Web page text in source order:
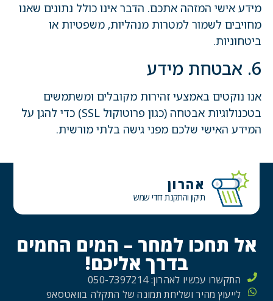
מידע אישי המזהה אתכם. הדבר אינו כולל נתונים שאנו
מחויבים לשמור למטרות מנהליות, משפטיות או
ביטחוניות.
6. אבטחת מידע
אנו נוקטים באמצעי זהירות מקובלים ומשתמשים
בטכנולוגיות אבטחה (כגון פרוטוקול SSL) כדי להגן על
המידע האישי שלכם מפני גישה בלתי מורשית.
אהרון
תיקון והתקנת דודי שמש
אל תחכו למחר – המים החמים
בדרך אליכם!
התקשרו עכשיו לאהרון: 050-7397214
לייעוץ מהיר ושליחת תמונה של התקלה בוואטסאפ